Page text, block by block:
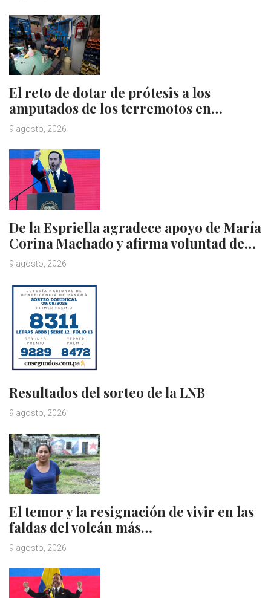
El reto de dotar de prótesis a los
amputados de los terremotos en…
9 agosto, 2026
De la Espriella agradece apoyo de María
Corina Machado y afirma voluntad de…
9 agosto, 2026
Resultados del sorteo de la LNB
9 agosto, 2026
El temor y la resignación de vivir en las
faldas del volcán más…
9 agosto, 2026